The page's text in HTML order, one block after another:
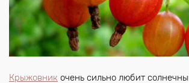
Крыжовник очень сильно любит